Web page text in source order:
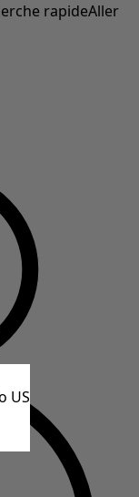
rapideAller
US